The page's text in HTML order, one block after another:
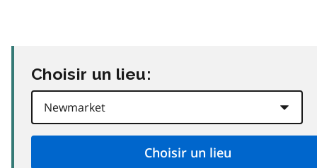
Choisir un lieu: